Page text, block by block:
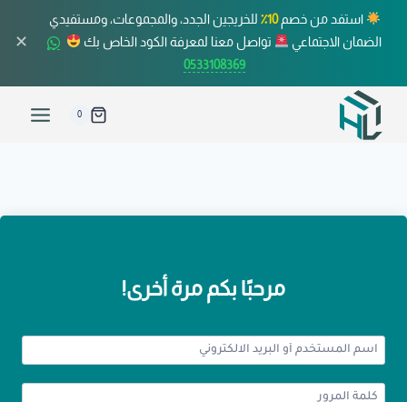
استفد من خصم10٪
للخريجين الجدد، والمجموعات، ومستفيدي
الضمان الاجتماعي
تواصل معنا لمعرفة الكود الخاص بك
0533108369
✕
0
مرحبًا بكم مرة أخرى!